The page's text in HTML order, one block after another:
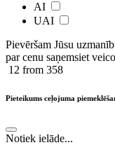
AI
UAI
Pievēršam Jūsu
par cenu saņemsiet
12 from 358
Pieteikums ceļojuma
Notiek ielāde...